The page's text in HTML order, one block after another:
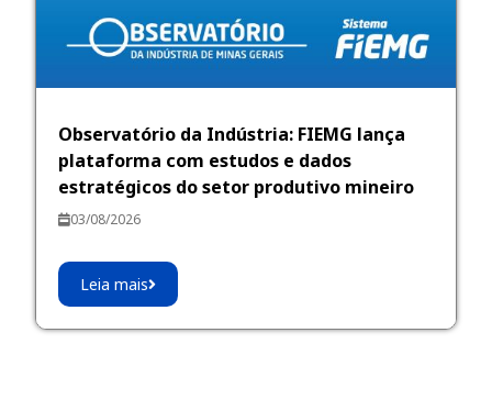
Observatório da Indústria: FIEMG lança
plataforma com estudos e dados
estratégicos do setor produtivo mineiro
03/08/2026
Leia mais